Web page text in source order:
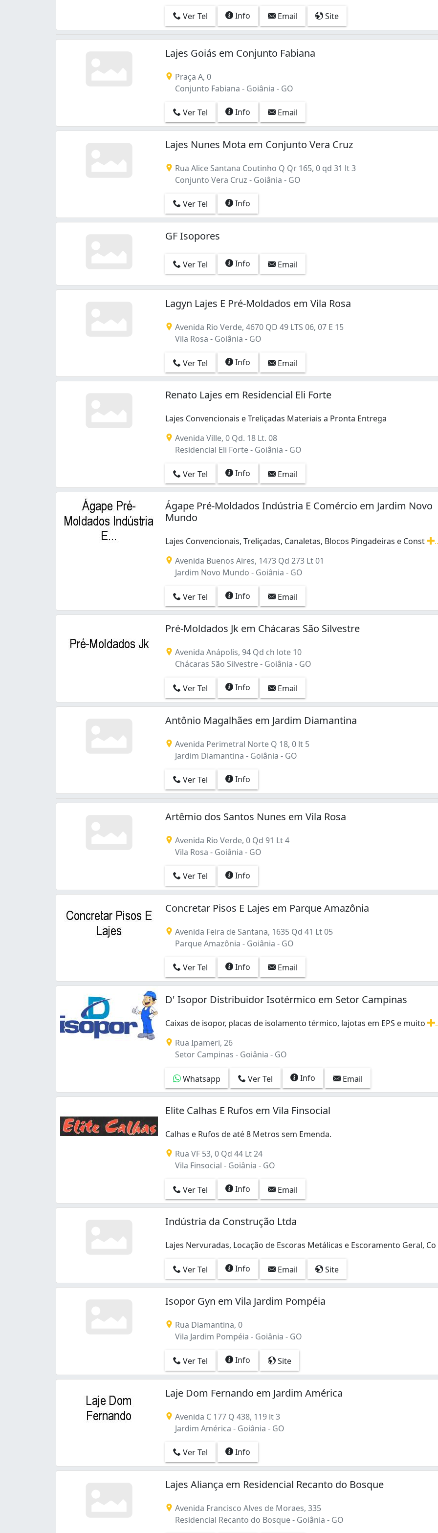
Loteamento Mansões Goianas (1)
Loteamento Shangry-lá (1)
Parque Amazônia (1)
Residencial Antônio Carlos Pires (1)
Residencial Recanto do Bosque (1)
Setor Campinas (1)
Setor Parque Tremendão (1)
Vila Rosa (3)
Ver Tel Info Email Site
Lajes Goiás em Conjunto Fabiana
Praça A, 0
Conjunto Fabiana - Goiânia - GO
Ver Tel Info Email
Lajes Nunes Mota em Conjunto Vera Cruz
Rua Alice Santana Coutinho Q Qr 165, 0 qd 31 lt 3
Conjunto Vera Cruz - Goiânia - GO
Ver Tel Info
GF Isopores
Ver Tel Info Email
Lagyn Lajes E Pré-Moldados em Vila Rosa
Avenida Rio Verde, 4670 QD 49 LTS 06, 07 E 15
Vila Rosa - Goiânia - GO
Ver Tel Info Email
Renato Lajes em Residencial Eli Forte
Lajes Convencionais e Treliçadas Materiais a Pronta Entrega
Avenida Ville, 0 Qd. 18 Lt. 08
Residencial Eli Forte - Goiânia - GO
Ver Tel Info Email
Ágape Pré-Moldados Indústria E Comércio em Jardim Novo
Mundo
Lajes Convencionais, Treliçadas, Canaletas, Blocos Pingadeiras e Const
Avenida Buenos Aires, 1473 Qd 273 Lt 01
Jardim Novo Mundo - Goiânia - GO
Ver Tel Info Email
Pré-Moldados Jk em Chácaras São Silvestre
Avenida Anápolis, 94 Qd ch lote 10
Chácaras São Silvestre - Goiânia - GO
Ver Tel Info Email
Antônio Magalhães em Jardim Diamantina
Avenida Perimetral Norte Q 18, 0 lt 5
Jardim Diamantina - Goiânia - GO
Ver Tel Info
Artêmio dos Santos Nunes em Vila Rosa
Avenida Rio Verde, 0 Qd 91 Lt 4
Vila Rosa - Goiânia - GO
Ver Tel Info
Concretar Pisos E Lajes em Parque Amazônia
Avenida Feira de Santana, 1635 Qd 41 Lt 05
Parque Amazônia - Goiânia - GO
Ver Tel Info Email
D' Isopor Distribuidor Isotérmico em Setor Campinas
Caixas de isopor, placas de isolamento térmico, lajotas em EPS e muito
Rua Ipameri, 26
Setor Campinas - Goiânia - GO
Whatsapp Ver Tel Info Email
Elite Calhas E Rufos em Vila Finsocial
Calhas e Rufos de até 8 Metros sem Emenda.
Rua VF 53, 0 Qd 44 Lt 24
Vila Finsocial - Goiânia - GO
Ver Tel Info Email
Indústria da Construção Ltda
Lajes Nervuradas, Locação de Escoras Metálicas e Escoramento Geral, Co
Ver Tel
Info Email Site
Isopor Gyn em Vila Jardim Pompéia
Rua Diamantina, 0
Vila Jardim Pompéia - Goiânia - GO
Ver Tel Info Site
Laje Dom Fernando em Jardim América
Avenida C 177 Q 438, 119 lt 3
Jardim América - Goiânia - GO
Ver Tel Info
Lajes Aliança em Residencial Recanto do Bosque
Avenida Francisco Alves de Moraes, 335
Residencial Recanto do Bosque - Goiânia - GO